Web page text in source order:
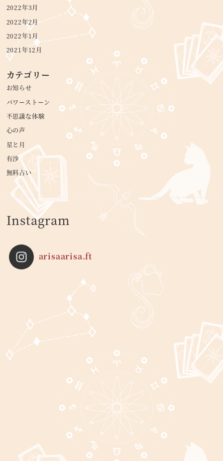
2022年3月
2022年2月
2022年1月
2021年12月
カテゴリー
お知らせ
パワーストーン
不思議な体験
心の声
星と月
有沙
無料占い
Instagram
arisaarisa.ft